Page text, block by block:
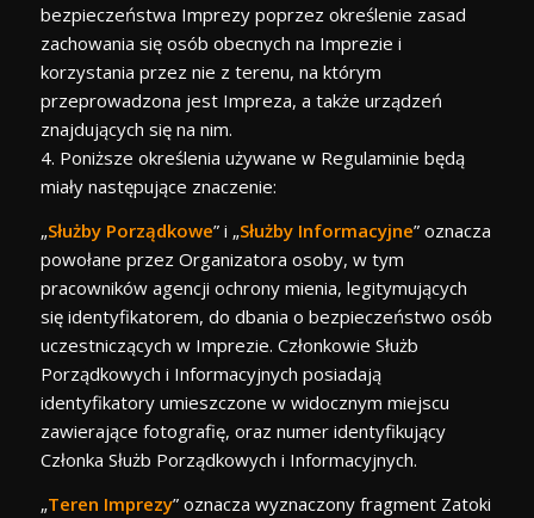
bezpieczeństwa Imprezy poprzez określenie zasad
zachowania się osób obecnych na Imprezie i
korzystania przez nie z terenu, na którym
przeprowadzona jest Impreza, a także urządzeń
znajdujących się na nim.
4. Poniższe określenia używane w Regulaminie będą
miały następujące znaczenie:
„Służby Porządkowe” i „Służby Informacyjne” oznacza
powołane przez Organizatora osoby, w tym
pracowników agencji ochrony mienia, legitymujących
się identyfikatorem, do dbania o bezpieczeństwo osób
uczestniczących w Imprezie. Członkowie Służb
Porządkowych i Informacyjnych posiadają
identyfikatory umieszczone w widocznym miejscu
zawierające fotografię, oraz numer identyfikujący
Członka Służb Porządkowych i Informacyjnych.
„Teren Imprezy” oznacza wyznaczony fragment Zatoki